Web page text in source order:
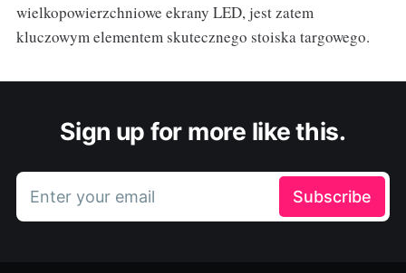
wielkopowierzchniowe ekrany LED, jest zatem
kluczowym elementem skutecznego stoiska targowego.
Sign up for more like this.
Enter your email Subscribe